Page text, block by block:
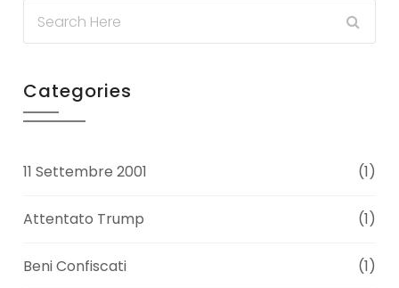
Categories
11 Settembre 2001 (1)
Attentato Trump (1)
Beni Confiscati (1)